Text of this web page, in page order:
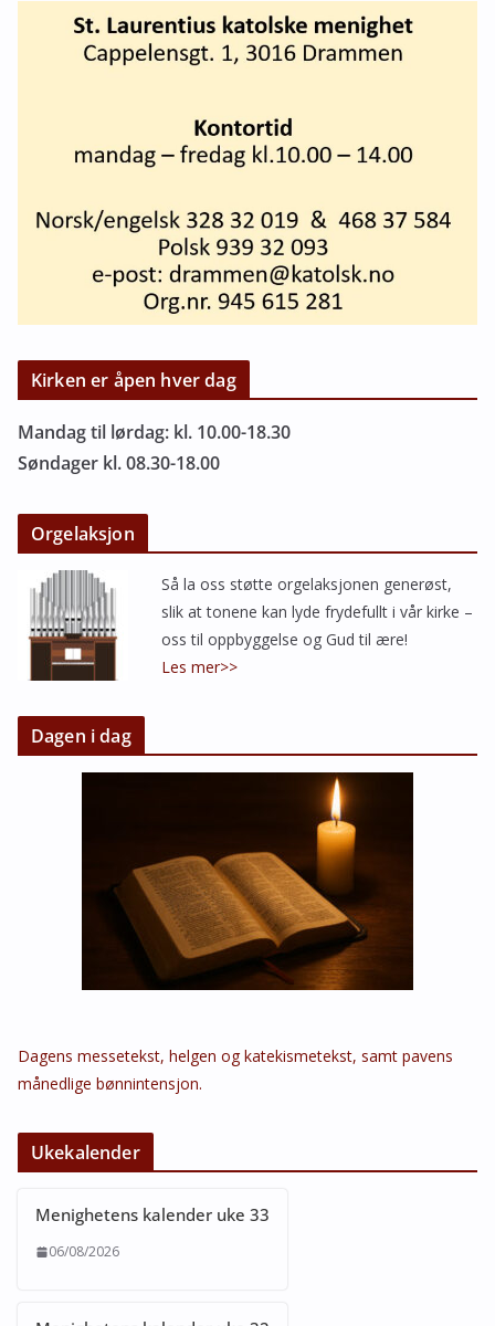
Kirken er åpen hver dag
Mandag til lørdag: kl. 10.00-18.30
Søndager kl. 08.30-18.00
Orgelaksjon
Så la oss støtte orgelaksjonen generøst,
slik at tonene kan lyde frydefullt i vår kirke –
oss til oppbyggelse og Gud til ære!
Les mer>>
Dagen i dag
Dagens messetekst, helgen og katekismetekst, samt pavens
månedlige bønnintensjon.
Ukekalender
Menighetens kalender uke 33
06/08/2026